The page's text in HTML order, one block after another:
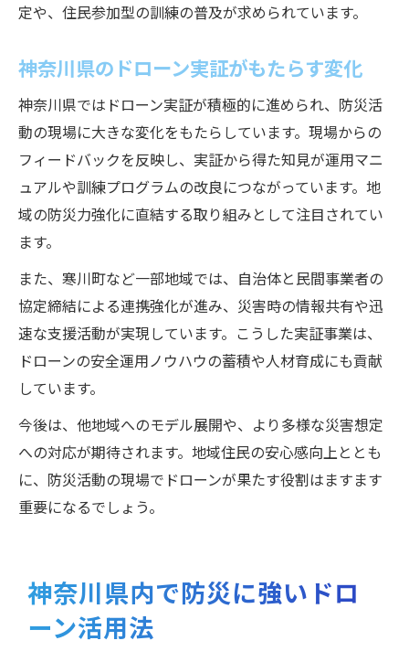
定や、住民参加型の訓練の普及が求められています。
神奈川県のドローン実証がもたらす変化
神奈川県ではドローン実証が積極的に進められ、防災活
動の現場に大きな変化をもたらしています。現場からの
フィードバックを反映し、実証から得た知見が運用マニ
ュアルや訓練プログラムの改良につながっています。地
域の防災力強化に直結する取り組みとして注目されてい
ます。
また、寒川町など一部地域では、自治体と民間事業者の
協定締結による連携強化が進み、災害時の情報共有や迅
速な支援活動が実現しています。こうした実証事業は、
ドローンの安全運用ノウハウの蓄積や人材育成にも貢献
しています。
今後は、他地域へのモデル展開や、より多様な災害想定
への対応が期待されます。地域住民の安心感向上ととも
に、防災活動の現場でドローンが果たす役割はますます
重要になるでしょう。
神奈川県内で防災に強いドロ
ーン活用法